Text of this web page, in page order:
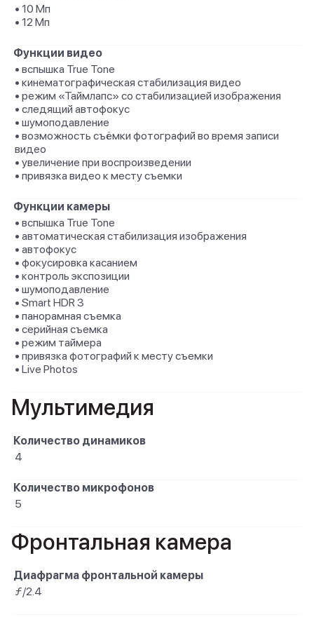
• 10 Мп
• 12 Мп
Функции видео
• вспышка True Tone
• кинематографическая стабилизация видео
• режим «Таймлапс» со стабили­зацией изображения
• следящий автофокус
• шумоподавление
• возможность съёмки фотографий во время записи
видео
• увеличение при воспроизведении
• привязка видео к месту съемки
Функции камеры
• вспышка True Tone
• автоматическая стабилизация изображения
• автофокус
• фокусировка касанием
• контроль экспозиции
• шумоподавление
• Smart HDR 3
• панорамная съемка
• серийная съемка
• режим таймера
• привязка фотографий к месту съемки
• Live Photos
Мультимедия
Количество динамиков
4
Количество микрофонов
5
Фронтальная камера
Диафрагма фронтальной камеры
ƒ/2.4